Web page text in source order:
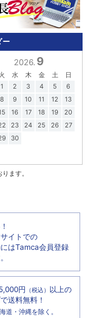
ー
2026. 9
水 木 金 土
日
1
2 3 4 5
6
8 9 10 11 12
13
16 17 18 19
20
23 24 25 26
27
30
ます。
イトでの
はTamca会員登録
円 （税込） 以上の
送料無料！
道・沖縄を除く。